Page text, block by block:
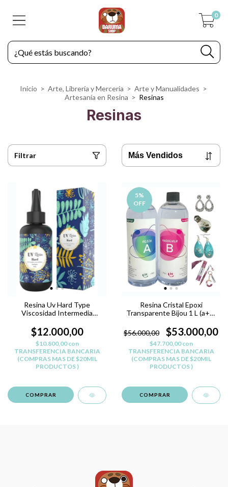
0
Inicio > Arte, Librería y Mercería > Arte y Manualidades >
Artesanía en Resina > Resinas
Resinas
Filtrar
Resina Uv Hard Type
Viscosidad Intermedia
$12.000,00
$10.800,00con
TRANSFERENCIA BANCARIA
(COMPRAS MAS DE $20MIL
PRODUCTOS )
5%
OFF
Resina Cristal Epoxi
Transparente Bijou 1 L (a+b)
$56.000,00
$53.000,00
$47.700,00con
TRANSFERENCIA BANCARIA
(COMPRAS MAS DE $20MIL
PRODUCTOS )